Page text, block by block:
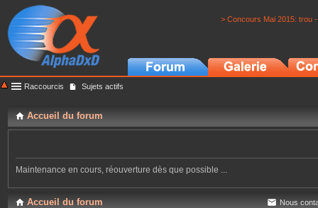
> Concours Mai 2015: trou
Raccourcis Sujets actifs
Accueil du forum
Maintenance en cours, réouverture dès que possible ...
Accueil du forum Nous